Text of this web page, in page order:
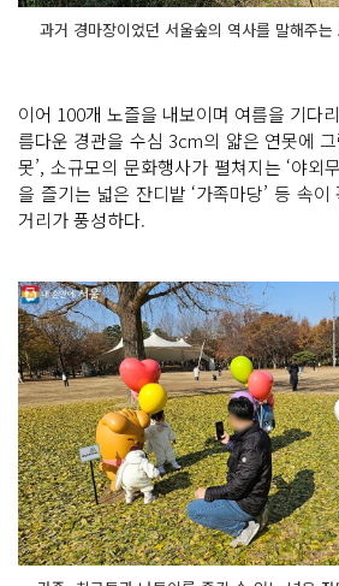
과거 경마장이었던 서울숲의 역사를 말해주
이어 100개 노즐을 내보이며 여름을 기다
름다운 경관을 수심 3cm의 얇은 연못에
못’, 소규모의 문화행사가 펼쳐지는 ‘야외
을 즐기는 넓은 잔디밭 ‘가족마당’ 등 속
거리가 풍성하다.